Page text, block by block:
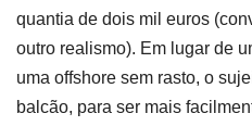
quantia de dois mil euros
outro realismo). Em lugar de
uma offshore sem rasto, o
balcão, para ser mais